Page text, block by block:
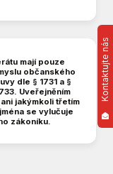
skla
mají pouze
občanského
dle § 1731 a §
Uveřejněním
jakýmkoli třetím
se vylučuje
zákoníku.
Kontaktujte nás